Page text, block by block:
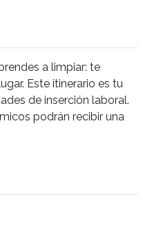
a limpiar: te
Este itinerario es tu
de inserción laboral.
podrán recibir una